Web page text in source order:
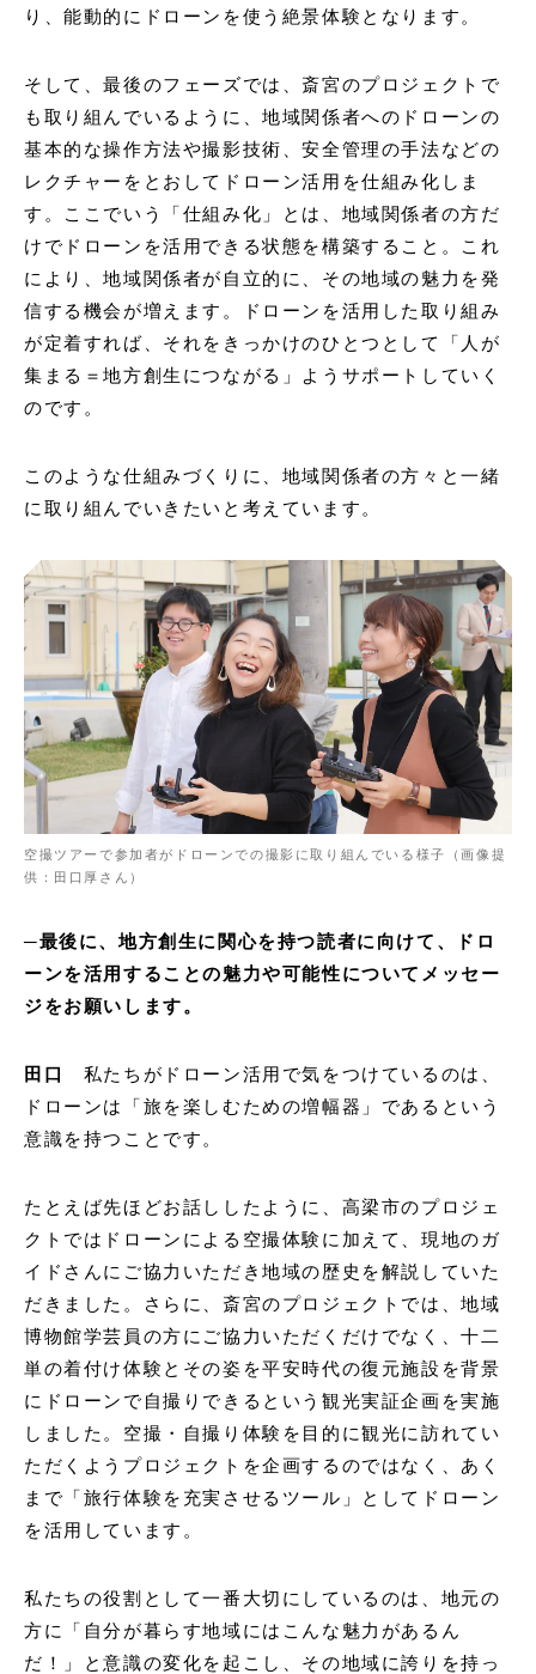
り、能動的にドローンを使う絶景体験となります。
そして、最後のフェーズでは、斎宮のプロジェクトで
も取り組んでいるように、地域関係者へのドローンの
基本的な操作方法や撮影技術、安全管理の手法などの
レクチャーをとおしてドローン活用を仕組み化しま
す。ここでいう「仕組み化」とは、地域関係者の方だ
けでドローンを活用できる状態を構築すること。これ
により、地域関係者が自立的に、その地域の魅力を発
信する機会が増えます。ドローンを活用した取り組み
が定着すれば、それをきっかけのひとつとして「人が
集まる＝地方創生につながる」ようサポートしていく
のです。
このような仕組みづくりに、地域関係者の方々と一緒
に取り組んでいきたいと考えています。
空撮ツアーで参加者がドローンでの撮影に取り組んでいる様子（画像提
供：田口厚さん）
─最後に、地方創生に関心を持つ読者に向けて、ドロ
ーンを活用することの魅力や可能性についてメッセー
ジをお願いします。
田口
私たちがドローン活用で気をつけているのは、
ドローンは「旅を楽しむための増幅器」であるという
意識を持つことです。
たとえば先ほどお話ししたように、高梁市のプロジェ
クトではドローンによる空撮体験に加えて、現地のガ
イドさんにご協力いただき地域の歴史を解説していた
だきました。さらに、斎宮のプロジェクトでは、地域
博物館学芸員の方にご協力いただくだけでなく、十二
単の着付け体験とその姿を平安時代の復元施設を背景
にドローンで自撮りできるという観光実証企画を実施
しました。空撮・自撮り体験を目的に観光に訪れてい
ただくようプロジェクトを企画するのではなく、あく
まで「旅行体験を充実させるツール」としてドローン
を活用しています。
私たちの役割として一番大切にしているのは、地元の
方に「自分が暮らす地域にはこんな魅力があるん
だ！」と意識の変化を起こし、その地域に誇りを持っ